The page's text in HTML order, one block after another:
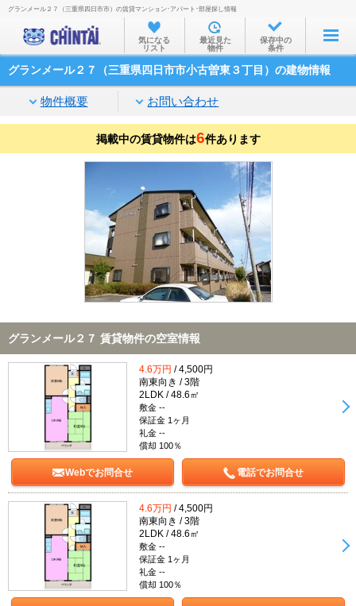
お部屋を探す
沿線・駅から
家賃相場から
通勤通学時間から
物件特集から
不動産会社から
TOP
グランメール２７（三重県四日市市）の賃貸マンション･アパート･部屋探し情報
気になる
リスト
最近見た
物件
保存中の
条件
グランメール２７（三重県四日市市小古曽東３丁目）の建物情報
物件概要 お問い合わせ
掲載中の賃貸物件は6件あります
グランメール２７ 賃貸物件の空室情報
4.6万円 / 4,500円
南東向き / 3階
2LDK / 48.6㎡
敷金 --
保証金 1ヶ月
礼金 --
償却 100％
Webでお問合せ 電話でお問合せ
4.6万円 / 4,500円
南東向き / 3階
2LDK / 48.6㎡
敷金 --
保証金 1ヶ月
礼金 --
償却 100％